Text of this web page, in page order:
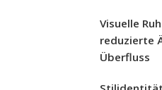
Visuelle
reduzierte
Überfluss